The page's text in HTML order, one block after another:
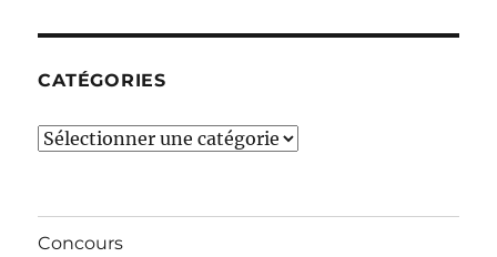
CATÉGORIES
Catégories
Concours